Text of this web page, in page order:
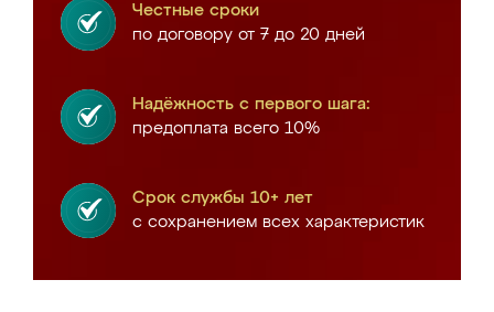
Честные сроки
по договору от 7 до 20 дней
Надёжность с первого шага:
предоплата всего 10%
Срок службы 10+ лет
с сохранением всех характеристик